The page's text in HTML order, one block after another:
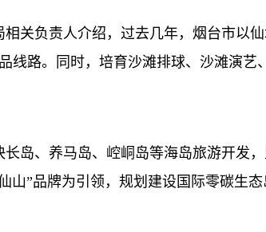
负责人介绍，过去几年，烟台市以仙
线路。同时，培育沙滩排球、沙滩演
岛、养马岛、崆峒岛等海岛旅游开发
山”品牌为引领，规划建设国际零碳生